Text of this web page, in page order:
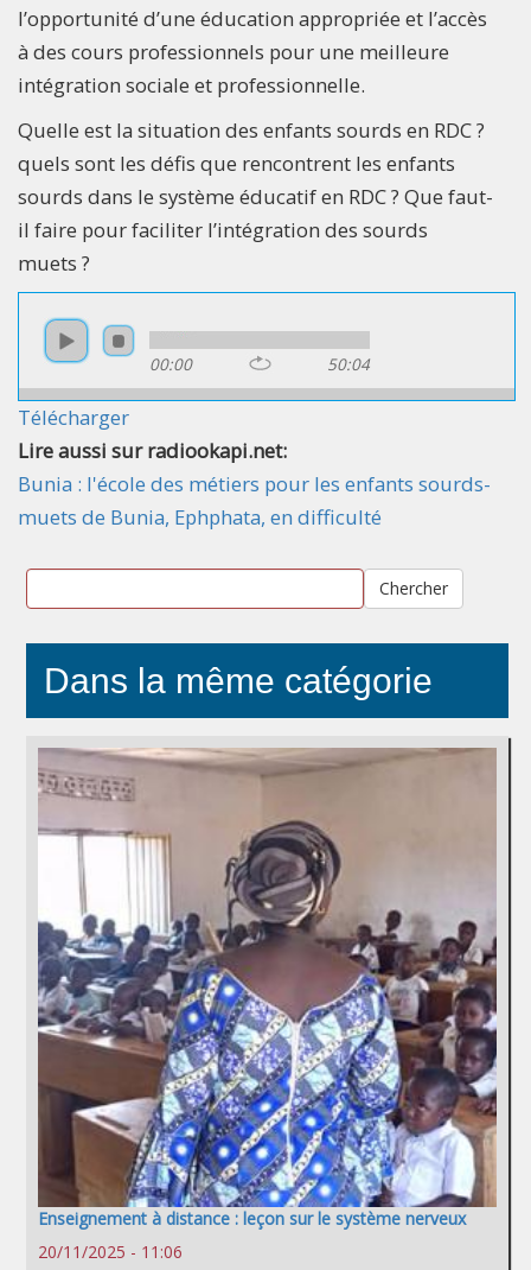
l’opportunité d’une éducation appropriée et l’accès
à des cours professionnels pour une meilleure
intégration sociale et professionnelle.
Quelle est la situation des enfants sourds en RDC ?
quels sont les défis que rencontrent les enfants
sourds dans le système éducatif en RDC ? Que faut-
il faire pour faciliter l’intégration des sourds
muets ?
00:00 50:04
Télécharger
Lire aussi sur radiookapi.net:
Bunia : l'école des métiers pour les enfants sourds-
muets de Bunia, Ephphata, en difficulté
Chercher
Dans la même catégorie
Enseignement à distance : leçon sur le système nerveux
20/11/2025 - 11:06